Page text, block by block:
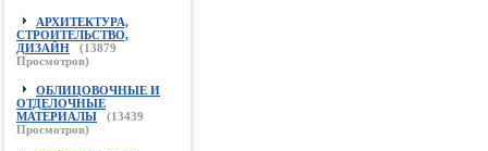
АРХИТЕКТУРА,
СТРОИТЕЛЬСТВО,
ДИЗАЙН
(13879
Просмотров)
ОБЛИЦОВОЧНЫЕ И
ОТДЕЛОЧНЫЕ
МАТЕРИАЛЫ
(13439
Просмотров)